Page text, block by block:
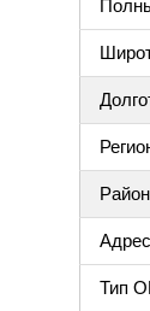
Район
Адрес
Тип